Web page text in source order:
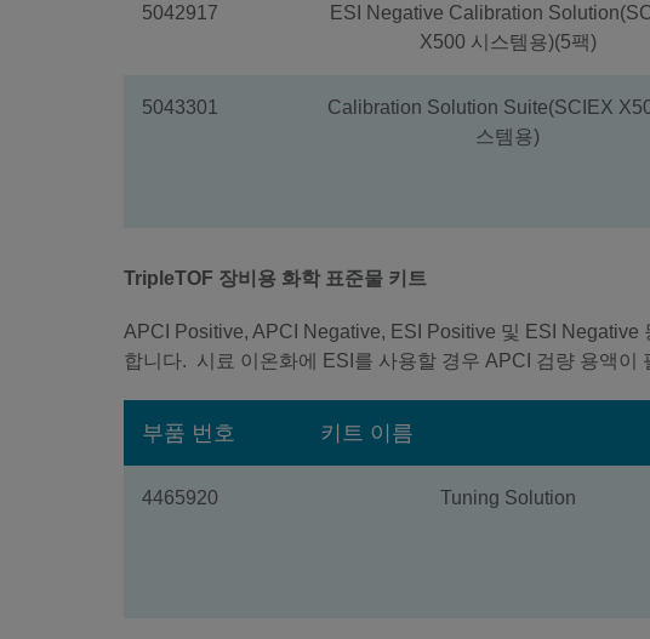
5042917
ESI Negative Calibration
X500 시스템용)(5팩)
5043301
Calibration Solution Suite(SCIEX
스템용)
TripleTOF 장비용 화학 표준물 키트
APCI Positive, APCI Negative, ESI Positive 및 ESI
합니다. 시료 이온화에 ESI를 사용할 경우 APCI 검량 용액
부품 번호 키트 이름
4465920 Tuning Solution